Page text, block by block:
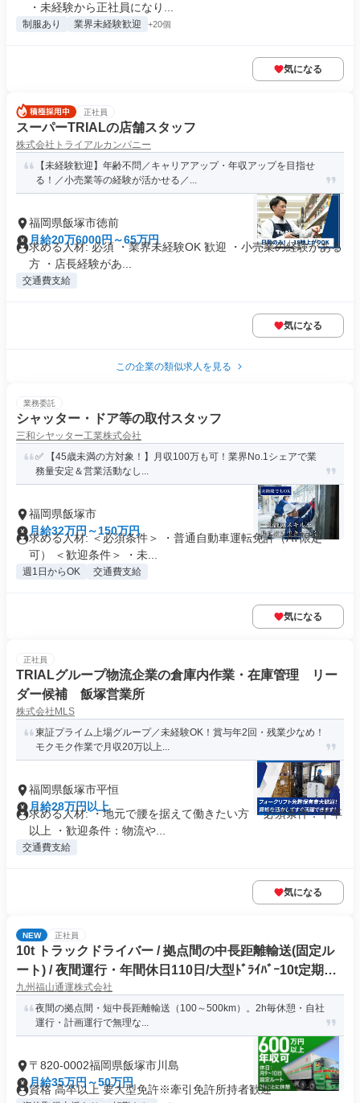
・未経験から正社員になり...
制服あり 業界未経験歓迎 +20個
気になる
正社員
スーパーTRIALの店舗スタッフ
株式会社トライアルカンパニー
【未経験歓迎】年齢不問／キャリアアップ・年収アップを目指せ
る！／小売業等の経験が活かせる／...
福岡県飯塚市徳前
月給20万6000円～65万円
求める人材: 必須 ・業界未経験OK 歓迎 ・小売業の経験がある
方 ・店長経験があ...
交通費支給
気になる
この企業の類似求人を見る
業務委託
シャッター・ドア等の取付スタッフ
三和シヤッター工業株式会社
✅ 【45歳未満の方対象！】月収100万も可！業界No.1シェアで業
務量安定＆営業活動なし...
福岡県飯塚市
月給32万円～150万円
求める人材: ＜必須条件＞ ・普通自動車運転免許（AT限定
可） ＜歓迎条件＞ ・未...
週1日からOK 交通費支給
気になる
正社員
TRIALグループ物流企業の倉庫内作業・在庫管理 リー
ダー候補 飯塚営業所
株式会社MLS
東証プライム上場グループ／未経験OK！賞与年2回・残業少なめ！
モクモク作業で月収20万以上...
福岡県飯塚市平恒
月給28万円以上
求める人材: ・地元で腰を据えて働きたい方 ・必須条件：中卒
以上 ・歓迎条件：物流や...
交通費支給
気になる
NEW 正社員
10t トラックドライバー / 拠点間の中長距離輸送(固定ル
ート) / 夜間運行・年間休日110日/大型ﾄﾞﾗｲﾊﾞｰ10t定期夜
間幹線便(正社員)
九州福山通運株式会社
夜間の拠点間・短中長距離輸送（100～500km）。2h毎休憩・自社
運行・計画運行で無理な...
〒820-0002福岡県飯塚市川島
月給35万円～50万円
資格 高卒以上 要大型免許※牽引免許所持者歓迎